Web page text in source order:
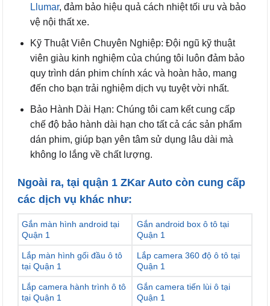
Llumar, đảm bảo hiệu quả cách nhiệt tối ưu và bảo
vệ nội thất xe.
Kỹ Thuật Viên Chuyên Nghiệp: Đội ngũ kỹ thuật
viên giàu kinh nghiệm của chúng tôi luôn đảm bảo
quy trình dán phim chính xác và hoàn hảo, mang
đến cho bạn trải nghiệm dịch vụ tuyệt vời nhất.
Bảo Hành Dài Hạn: Chúng tôi cam kết cung cấp
chế độ bảo hành dài hạn cho tất cả các sản phẩm
dán phim, giúp bạn yên tâm sử dụng lâu dài mà
không lo lắng về chất lượng.
Ngoài ra, tại quận 1 ZKar Auto còn cung cấp
các dịch vụ khác như:
Gắn màn hình android tại
Quận 1
Gắn android box ô tô tại
Quận 1
Lắp màn hình gối đầu ô tô
tại Quận 1
Lắp camera 360 độ ô tô tại
Quận 1
Lắp camera hành trình ô tô
tại Quận 1
Gắn camera tiến lùi ô tại
Quận 1